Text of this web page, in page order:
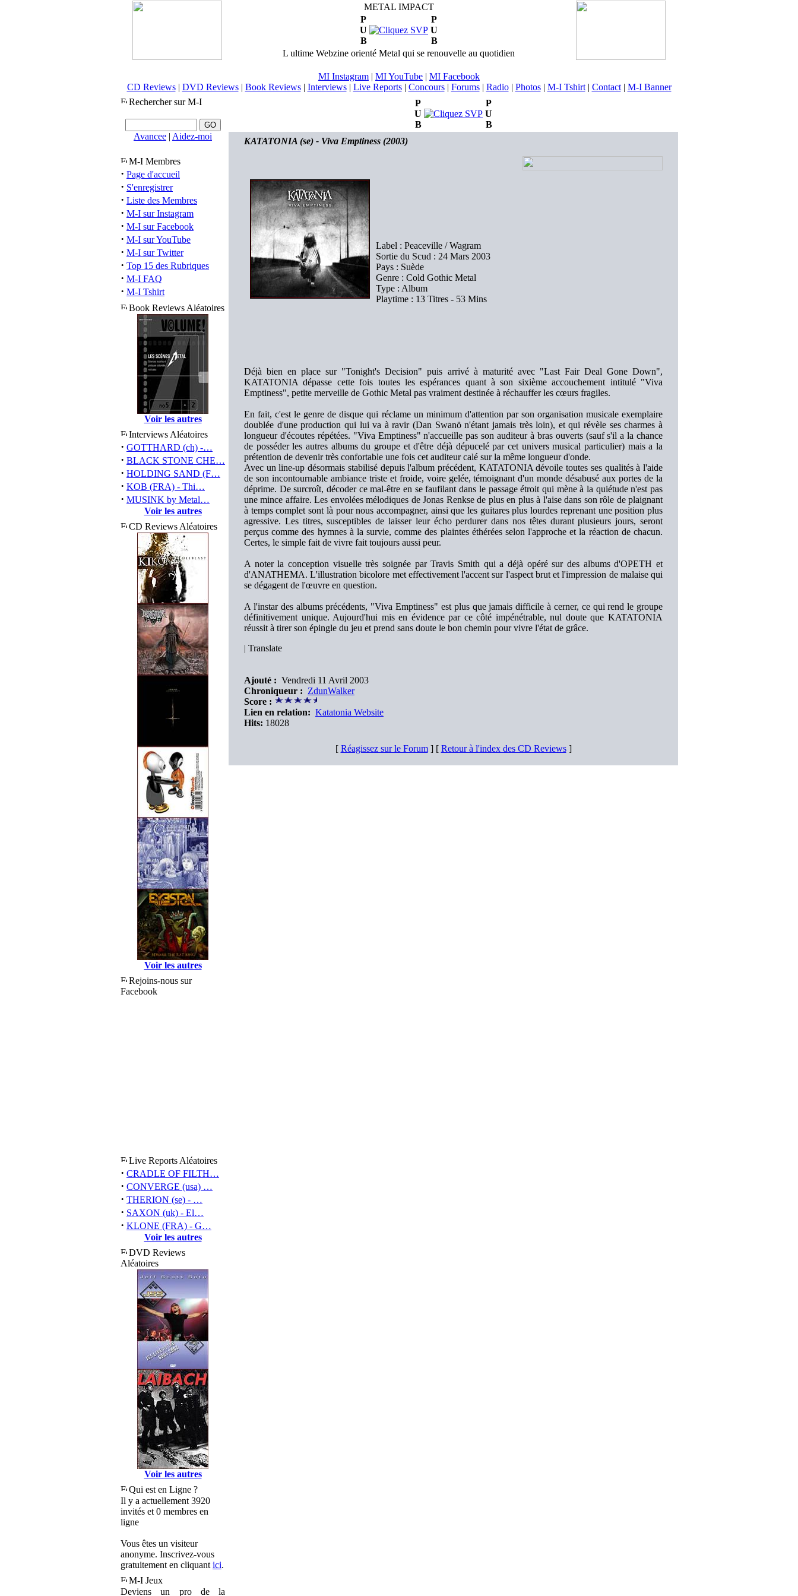
METAL IMPACT
P
U
B
P
U
B
L ultime Webzine orienté Metal qui se renouvelle au quotidien
MI Instagram | MI YouTube | MI Facebook
CD Reviews| DVD Reviews| Book Reviews| Interviews| Live Reports| Concours| Forums| Radio| Photos| M-I Tshirt| Contact| M-I Banner
Rechercher sur M-I
Avancee | Aidez-moi
M-I Membres
· Page d'accueil
· S'enregistrer
· Liste des Membres
· M-I sur Instagram
· M-I sur Facebook
· M-I sur YouTube
· M-I sur Twitter
· Top 15 des Rubriques
· M-I FAQ
· M-I Tshirt
Book Reviews Aléatoires
Voir les autres
Interviews Aléatoires
· GOTTHARD (ch) -…
· BLACK STONE CHE…
· HOLDING SAND (F…
· KOB (FRA) - Thi…
· MUSINK by Metal…
Voir les autres
CD Reviews Aléatoires
Voir les autres
Rejoins-nous sur
Facebook
Live Reports Aléatoires
· CRADLE OF FILTH…
· CONVERGE (usa) …
· THERION (se) - …
· SAXON (uk) - El…
· KLONE (FRA) - G…
Voir les autres
DVD Reviews
Aléatoires
Voir les autres
Qui est en Ligne ?
Il y a actuellement 3920
invités et 0 membres en
ligne
Vous êtes un visiteur
anonyme. Inscrivez-vous
gratuitement en cliquant ici.
M-I Jeux
Deviens un pro de la
P
U
B
P
U
B
KATATONIA (se) - Viva Emptiness (2003)
Label : Peaceville / Wagram
Sortie du Scud : 24 Mars 2003
Pays : Suède
Genre : Cold Gothic Metal
Type : Album
Playtime : 13 Titres - 53 Mins
Déjà bien en place sur "Tonight's Decision" puis arrivé à maturité avec "Last Fair Deal Gone Down",
KATATONIA dépasse cette fois toutes les espérances quant à son sixième accouchement intitulé "Viva
Emptiness", petite merveille de Gothic Metal pas vraiment destinée à réchauffer les cœurs fragiles.
En fait, c'est le genre de disque qui réclame un minimum d'attention par son organisation musicale exemplaire
doublée d'une production qui lui va à ravir (Dan Swanö n'étant jamais très loin), et qui révèle ses charmes à
longueur d'écoutes répétées. "Viva Emptiness" n'accueille pas son auditeur à bras ouverts (sauf s'il a la chance
de posséder les autres albums du groupe et d'être déjà dépucelé par cet univers musical particulier) mais a la
prétention de devenir très confortable une fois cet auditeur calé sur la même longueur d'onde.
Avec un line-up désormais stabilisé depuis l'album précédent, KATATONIA dévoile toutes ses qualités à l'aide
de son incontournable ambiance triste et froide, voire gelée, témoignant d'un monde désabusé aux portes de la
déprime. De surcroît, décoder ce mal-être en se faufilant dans le passage étroit qui mène à la quiétude n'est pas
une mince affaire. Les envolées mélodiques de Jonas Renkse de plus en plus à l'aise dans son rôle de plaignant
à temps complet sont là pour nous accompagner, ainsi que les guitares plus lourdes reprenant une position plus
agressive. Les titres, susceptibles de laisser leur écho perdurer dans nos têtes durant plusieurs jours, seront
perçus comme des hymnes à la survie, comme des plaintes éthérées selon l'approche et la réaction de chacun.
Certes, le simple fait de vivre fait toujours aussi peur.
A noter la conception visuelle très soignée par Travis Smith qui a déjà opéré sur des albums d'OPETH et
d'ANATHEMA. L'illustration bicolore met effectivement l'accent sur l'aspect brut et l'impression de malaise qui
se dégagent de l'œuvre en question.
A l'instar des albums précédents, "Viva Emptiness" est plus que jamais difficile à cerner, ce qui rend le groupe
définitivement unique. Aujourd'hui mis en évidence par ce côté impénétrable, nul doute que KATATONIA
réussit à tirer son épingle du jeu et prend sans doute le bon chemin pour vivre l'état de grâce.
| Translate
Ajouté : Vendredi 11 Avril 2003
Chroniqueur : ZdunWalker
Score :
Lien en relation: Katatonia Website
Hits: 18028
[ Réagissez sur le Forum] [ Retour à l'index des CD Reviews]